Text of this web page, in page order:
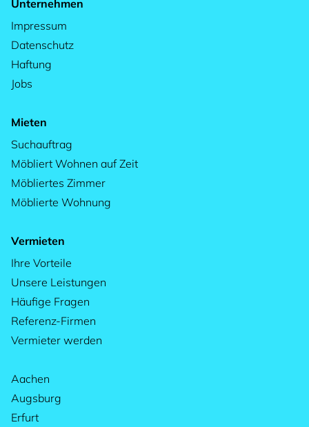
Unternehmen
Impressum
Datenschutz
Haftung
Jobs
Mieten
Suchauftrag
Möbliert Wohnen auf Zeit
Möbliertes Zimmer
Möblierte Wohnung
Vermieten
Ihre Vorteile
Unsere Leistungen
Häufige Fragen
Referenz-Firmen
Vermieter werden
Aachen
Augsburg
Erfurt